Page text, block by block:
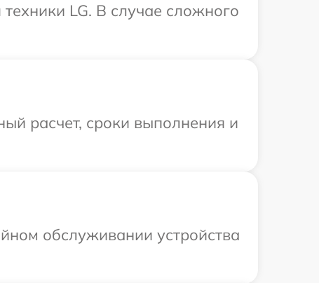
LG. В случае сложного
расчет, сроки выполнения и
обслуживании устройства